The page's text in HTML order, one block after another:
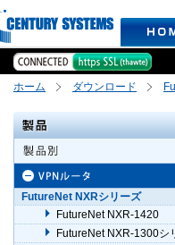
ホーム ダウンロード
FutureNet NXRシリーズ
FutureNet NXR-1420
FutureNet NXR-1300シ